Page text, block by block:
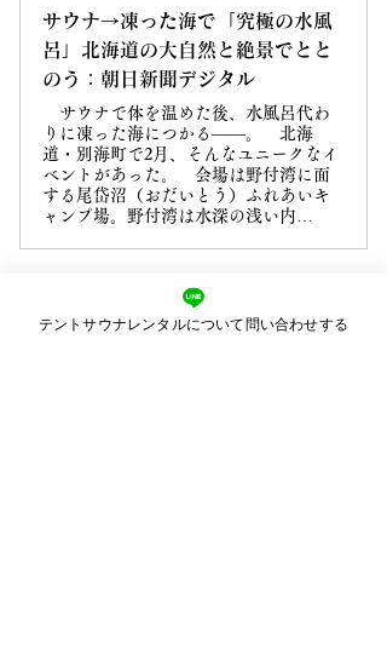
サウナ→凍った海で「究極の水風
呂」北海道の大自然と絶景でとと
のう：朝日新聞デジタル
サウナで体を温めた後、水風呂代わ
りに凍った海につかる――。 北海
道・別海町で2月、そんなユニークなイ
ベントがあった。 会場は野付湾に面
する尾岱沼（おだいとう）ふれあいキ
ャンプ場。野付湾は水深の浅い内…
テントサウナレンタルについて問い合わせする